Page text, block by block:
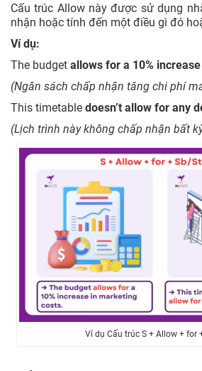
Cấu trúc Allow này được sử dụng
nhận hoặc tính đến một điều gì đó
Ví dụ:
The budget allows for a 10% increase
(Ngân sách chấp nhận tăng chi phí
This timetable doesn’t allow for any
(Lịch trình này không chấp nhận bất
Ví dụ Cấu trúc S + Allow + for